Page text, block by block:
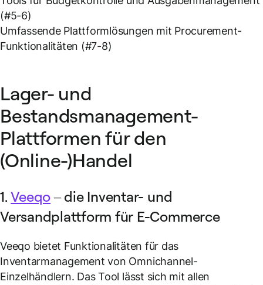
(#5-6)
Umfassende Plattformlösungen mit Procurement-
Funktionalitäten (#7-8)
Lager- und
Bestandsmanagement-
Plattformen für den
(Online-)Handel
1.Veeqo– die Inventar- und
Versandplattform für E-Commerce
Veeqo bietet Funktionalitäten für das
Inventarmanagement von Omnichannel-
Einzelhändlern. Das Tool lässt sich mit allen